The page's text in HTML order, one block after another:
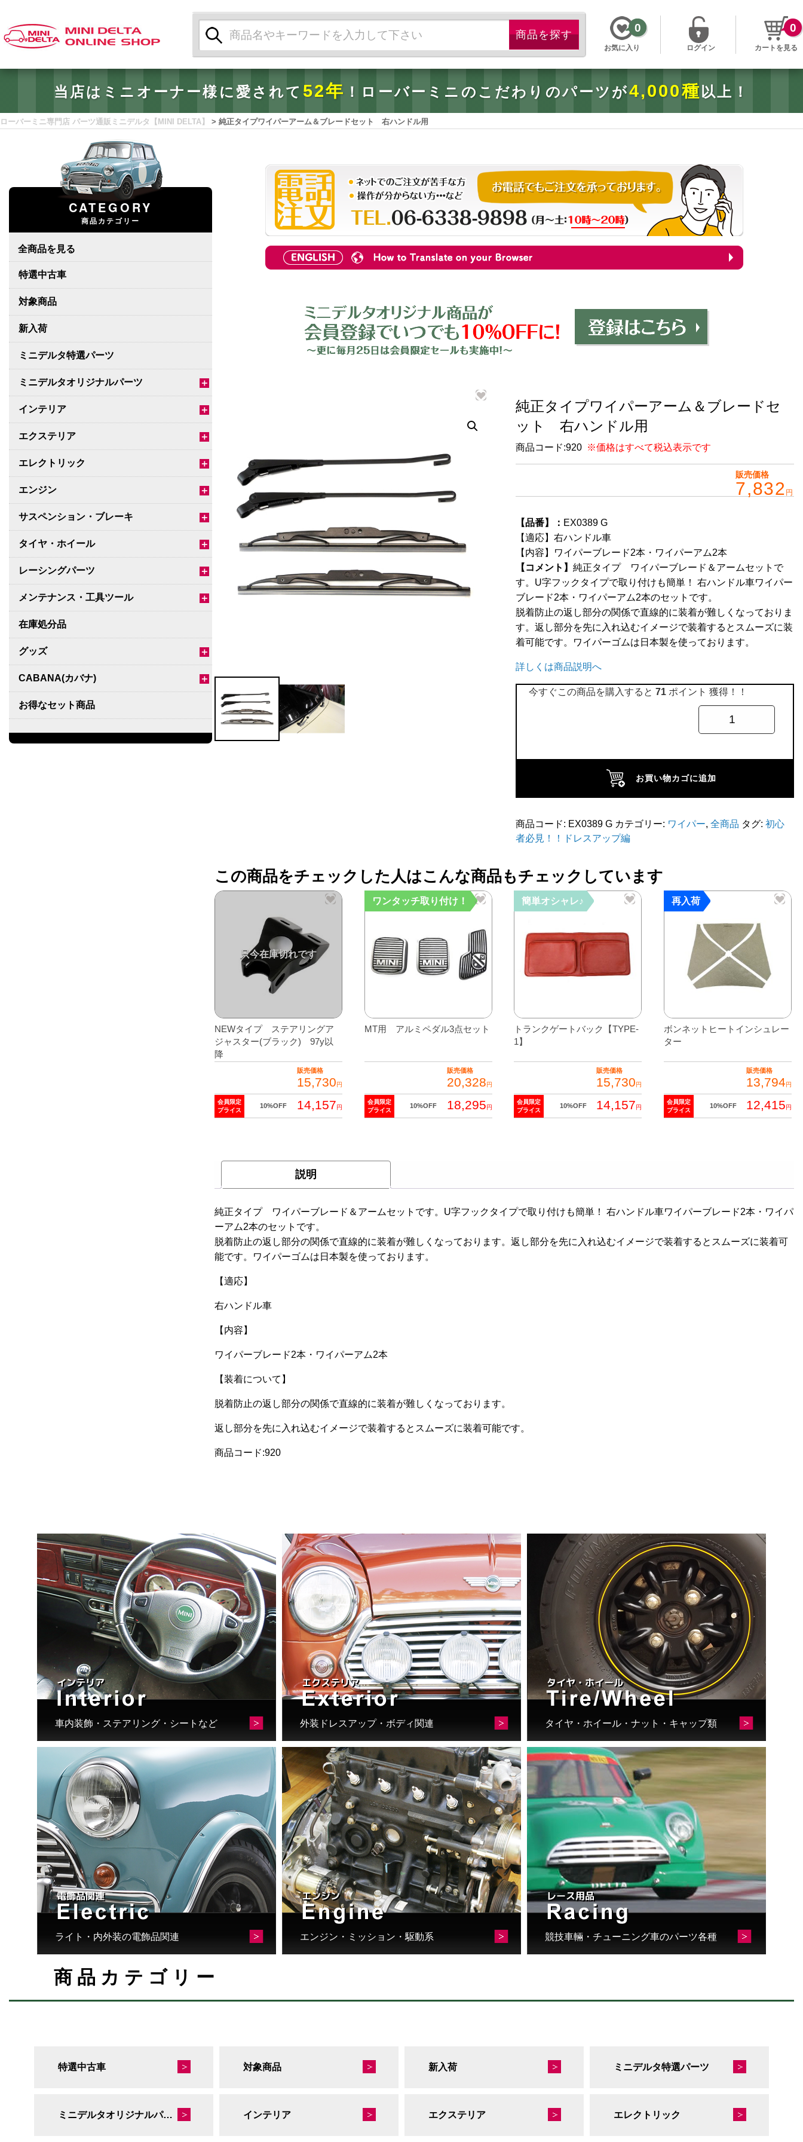
索:
お気に入り
0
ログイン カートを見る
0
当店はミニオーナー様に愛されて52年 ！ローバーミニのこだわりのパーツが4,000種 以上！
ローバーミニ専門店 パーツ通販ミニデルタ【MINI DELTA】 > 純正タイプワイパーアーム＆ブレードセット 右ハンドル用
CATEGORY
商品カテゴリー
全商品を見る
特選中古車
対象商品
新入荷
ミニデルタ特選パーツ
＋
ミニデルタオリジナルパーツ
＋
インテリア
＋
エクステリア
＋
エレクトリック
＋
エンジン
＋
サスペンション・ブレーキ
＋
タイヤ・ホイール
＋
レーシングパーツ
＋
メンテナンス・工具ツール
在庫処分品
＋
グッズ
＋
CABANA(カバナ)
お得なセット商品
チームマルヤマ
純正タイプワイパーアーム＆ブレードセ
ット 右ハンドル用
商品コード:920 ※価格はすべて税込表示です
販売価格
7,832 円
【品番】： EX0389 G
【適応】右ハンドル車
【内容】ワイパーブレード2本・ワイパーアム2本
【コメント】純正タイプ ワイパーブレード＆アームセットで
す。U字フックタイプで取り付けも簡単！ 右ハンドル車ワイパー
ブレード2本・ワイパーアム2本のセットです。
脱着防止の返し部分の関係で直線的に装着が難しくなっておりま
す。返し部分を先に入れ込むイメージで装着するとスムーズに装
着可能です。ワイパーゴムは日本製を使っております。
詳しくは商品説明へ
今すぐこの商品を購入すると71 ポイント 獲得！！
ワ
パ
ー
ム
＆
ブ
レ
ー
ド
ト
ハ
ド
ル
お買い物カゴに追加
商品コード: EX0389 G カテゴリー: ワイパー,全商品 タグ:初心
者必見！！ドレスアップ編
この商品をチェックした人はこんな商品もチェックしています
NEWタイプ ステアリングア
ジャスター(ブラック) 97y以
降
販売価格
15,730円
会員限定
プライス
10%OFF 14,157円
ワンタッチ取り付け！
MT用 アルミペダル3点セット
販売価格
20,328円
会員限定
プライス
10%OFF 18,295円
簡単オシャレ♪
トランクゲートバック【TYPE-
1】
販売価格
15,730円
会員限定
プライス
10%OFF 14,157円
に
複
の
す。
商
品
ペ
ー
か
ら
選
択
で
き
ま
再入荷
ボンネットヒートインシュレー
ター
販売価格
13,794円
会員限定
プライス
10%OFF 12,415円
説明
純正タイプ ワイパーブレード＆アームセットです。U字フックタイプで取り付けも簡単！ 右ハンドル車ワイパーブレード2本・ワイパ
ーアム2本のセットです。
脱着防止の返し部分の関係で直線的に装着が難しくなっております。返し部分を先に入れ込むイメージで装着するとスムーズに装着可
能です。ワイパーゴムは日本製を使っております。
【適応】
右ハンドル車
【内容】
ワイパーブレード2本・ワイパーアム2本
【装着について】
脱着防止の返し部分の関係で直線的に装着が難しくなっております。
返し部分を先に入れ込むイメージで装着するとスムーズに装着可能です。
商品コード:920
車内装飾・ステアリング・シートなど 外装ドレスアップ・ボディ関連 タイヤ・ホイール・ナット・キャップ類
ライト・内外装の電飾品関連 エンジン・ミッション・駆動系 競技車輛・チューニング車のパーツ各種
商品カテゴリー
特選中古車 対象商品 新入荷 ミニデルタ特選パーツ
ミニデルタオリジナルパーツ インテリア エクステリア エレクトリック